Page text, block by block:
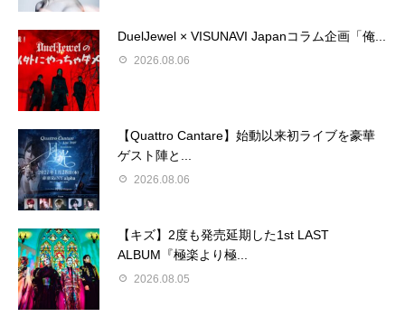
DuelJewel × VISUNAVI Japanコラム企画「俺...
2026.08.06
【Quattro Cantare】始動以来初ライブを豪華
ゲスト陣と...
2026.08.06
【キズ】2度も発売延期した1st LAST
ALBUM『極楽より極...
2026.08.05